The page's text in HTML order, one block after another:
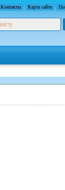
Контакты Карта сайта